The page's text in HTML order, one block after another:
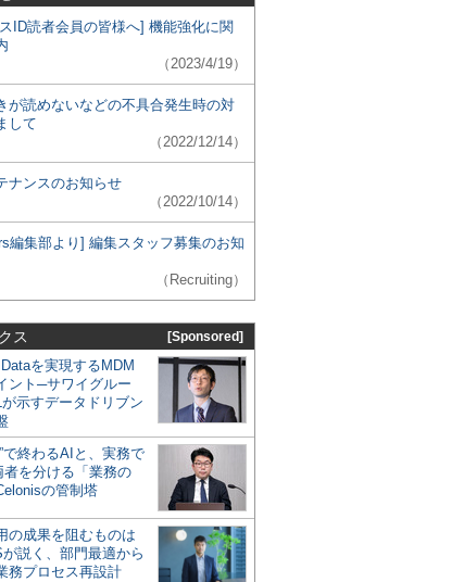
ID読者会員の皆様へ] 機能強化に関
（2023/4/19）
が読めないなどの不具合発生時の対
して
（2022/12/14）
ナンスのお知らせ
（2022/10/14）
編集部より] 編集スタッフ募集のお知
（Recruiting）
ス [Sponsored]
を実現するMDM
ント─サワイグルー
示すデータドリブン
で終わるAIと、実務で
を分ける「業務の
の管制塔
の成果を阻むものは
説く、部門最適から
務プロセス再設計